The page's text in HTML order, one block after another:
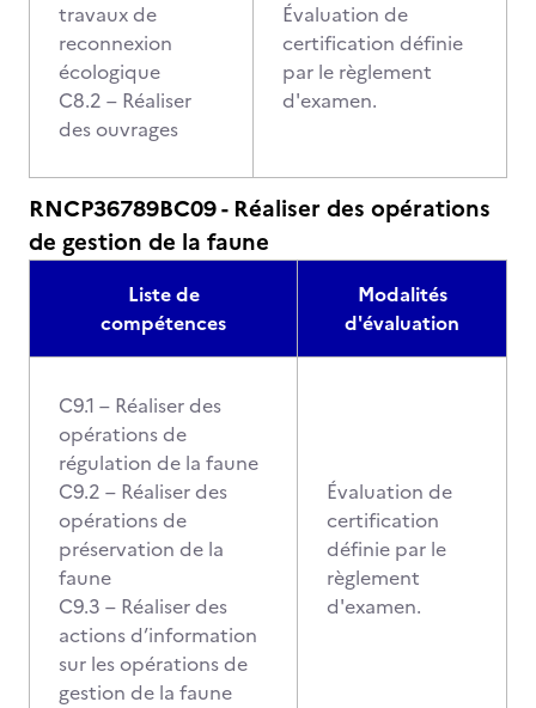
travaux de
reconnexion
écologique
C8.2 – Réaliser
des ouvrages
Évaluation de
certification définie
par le règlement
d'examen.
RNCP36789BC09 - Réaliser des opérations
de gestion de la faune
Liste de
compétences
Modalités
d'évaluation
C9.1 – Réaliser des
opérations de
régulation de la faune
C9.2 – Réaliser des
opérations de
préservation de la
faune
C9.3 – Réaliser des
actions d’information
sur les opérations de
gestion de la faune
Évaluation de
certification
définie par le
règlement
d'examen.